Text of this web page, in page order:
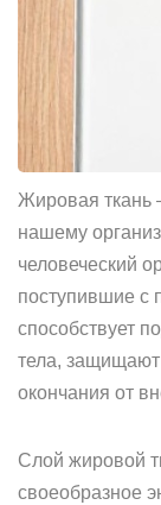
Жировая ткань
нашему
человеческий
поступившие с
способствует
тела,
окончания от
Слой жировой
своеобразное